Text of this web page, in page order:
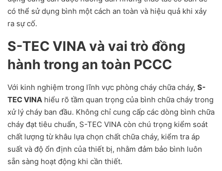
có thể sử dụng bình một cách an toàn và hiệu quả khi xảy
ra sự cố.
S-TEC VINA và vai trò đồng
hành trong an toàn PCCC
Với kinh nghiệm trong lĩnh vực phòng cháy chữa cháy, S-
TEC VINA hiểu rõ tầm quan trọng của bình chữa cháy trong
xử lý cháy ban đầu. Không chỉ cung cấp các dòng bình chữa
cháy đạt tiêu chuẩn, S-TEC VINA còn chú trọng kiểm soát
chất lượng từ khâu lựa chọn chất chữa cháy, kiểm tra áp
suất và độ ổn định của thiết bị, nhằm đảm bảo bình luôn
sẵn sàng hoạt động khi cần thiết.